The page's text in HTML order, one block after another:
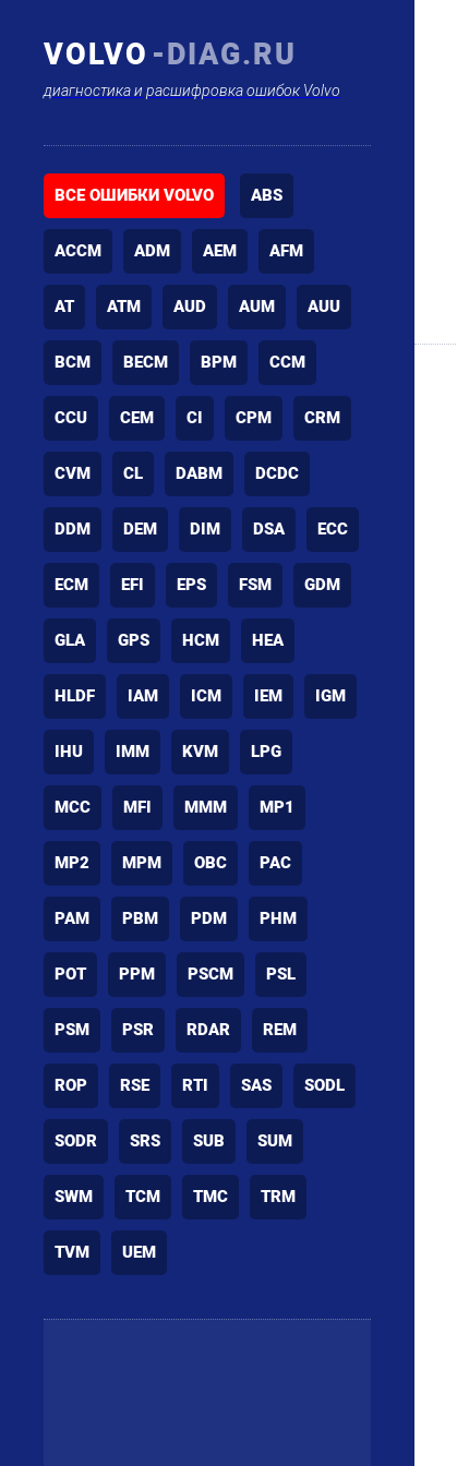
VOLVO -DIAG.RU
диагностика и расшифровка ошибок Volvo
ВСЕ ОШИБКИ VOLVO ABS
ACCM ADM AEM AFM
AT ATM AUD AUM AUU
BCM BECM BPM CCM
CCU CEM CI CPM CRM
CVM CL DABM DCDC
DDM DEM DIM DSA ECC
ECM EFI EPS FSM GDM
GLA GPS HCM HEA
HLDF IAM ICM IEM IGM
IHU IMM KVM LPG
MCC MFI MMM MP1
MP2 MPM OBC PAC
PAM PBM PDM PHM
POT PPM PSCM PSL
PSM PSR RDAR REM
ROP RSE RTI SAS SODL
SODR SRS SUB SUM
SWM TCM TMC TRM
TVM UEM